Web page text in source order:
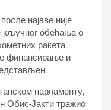
најаве није
кључног обећања о
ракета.
финансирање и
парламенту,
Обис-Јакти тражио